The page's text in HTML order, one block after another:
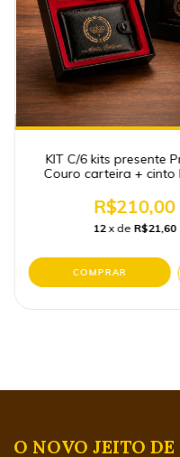
KIT C/6 kits presente
Couro carteira + cinto
R$210,00
12 x de R$21,60
O NOVO JEITO